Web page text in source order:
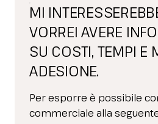
MI
VORREI AVERE
SU COSTI, TEMPI E
ADESIONE.
Per esporre è possibile
commerciale alla